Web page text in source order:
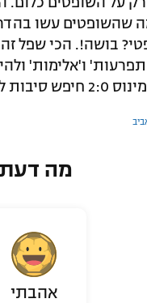
בושה!. הכי
ו'אלימות'
פתק נייר".
מה
אהבתי